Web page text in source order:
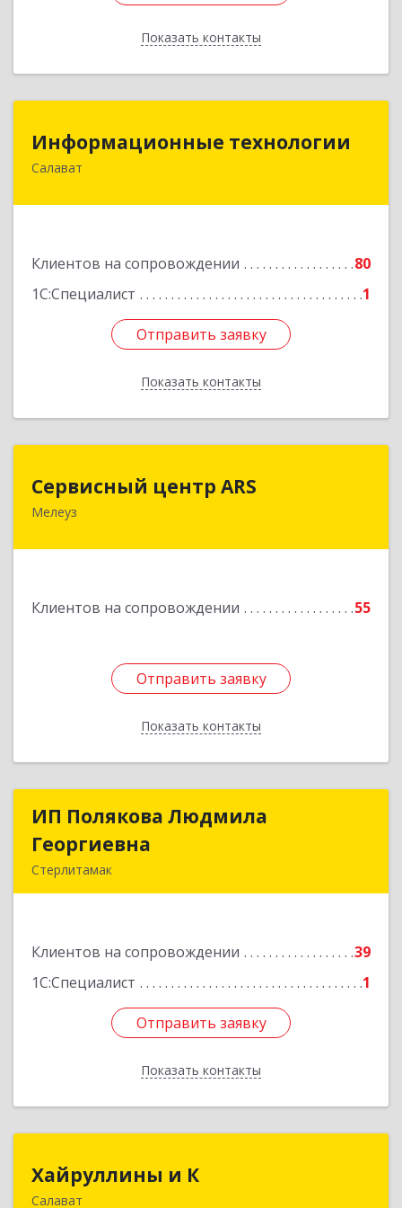
Показать контакты
Назад
Информационные технологии
Салават
Клиентов на сопровождении
80
1С:Специалист
1
Отправить заявку
Показать контакты
Информационные технологии
Отправить заявку
Назад
Сервисный центр ARS
Мелеуз
Клиентов на сопровождении 55
Отправить заявку
Показать контакты
Отправить заявку
Назад
ИП Полякова Людмила
Георгиевна
Стерлитамак
Клиентов на сопровождении
39
1С:Специалист
1
Отправить заявку
Показать контакты
ИП Полякова Людмила
Подробнее
Отправить заявку
Назад
Хайруллины и К
Салават